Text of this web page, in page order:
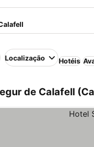
Localização Hotéis
de Calafell